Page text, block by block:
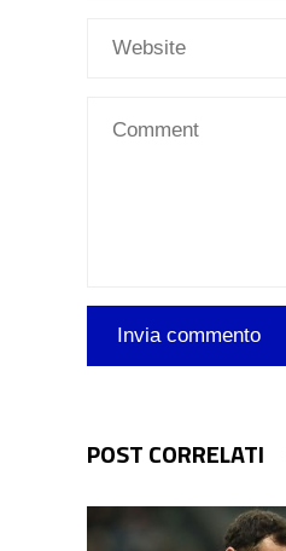
POST CORRELATI